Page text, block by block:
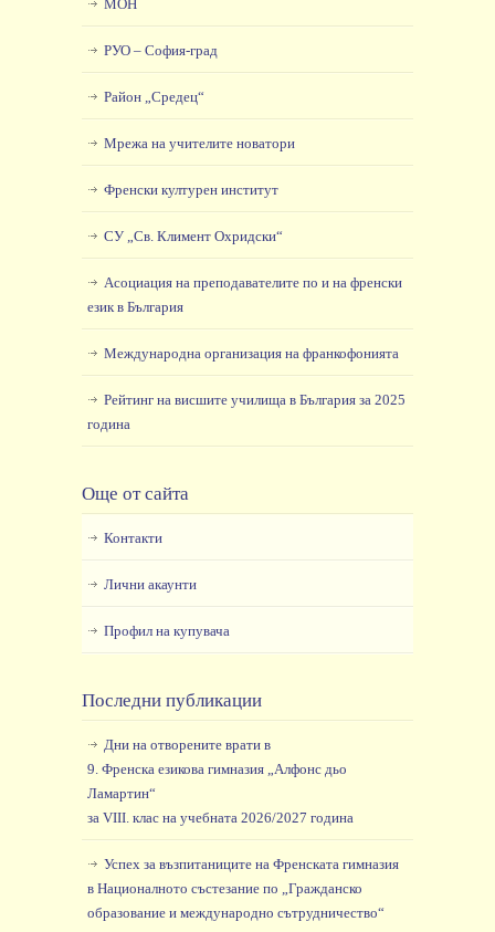
МОН
РУО – София-град
Район „Средец“
Мрежа на учителите новатори
Френски културен институт
СУ „Св. Климент Охридски“
Асоциация на преподавателите по и на френски
език в България
Международна организация на франкофонията
Рейтинг на висшите училища в България за 2025
година
Още от сайта
Контакти
Лични акаунти
Профил на купувача
Последни публикации
Дни на отворените врати в
9. Френска езикова гимназия „Алфонс дьо
Ламартин“
за VIII. клас на учебната 2026/2027 година
Успех за възпитаниците на Френската гимназия
в Националното състезание по „Гражданско
образование и международно сътрудничество“